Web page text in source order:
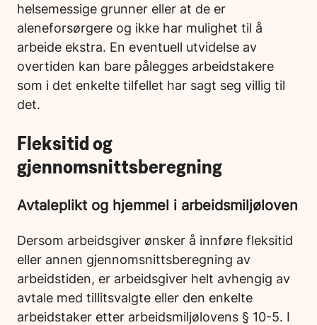
helsemessige grunner eller at de er
aleneforsørgere og ikke har mulighet til å
arbeide ekstra. En eventuell utvidelse av
overtiden kan bare pålegges arbeidstakere
som i det enkelte tilfellet har sagt seg villig til
det.
Fleksitid og
gjennomsnittsberegning
Avtaleplikt og hjemmel i arbeidsmiljøloven
Dersom arbeidsgiver ønsker å innføre fleksitid
eller annen gjennomsnittsberegning av
arbeidstiden, er arbeidsgiver helt avhengig av
avtale med tillitsvalgte eller den enkelte
arbeidstaker etter arbeidsmiljølovens § 10-5. I